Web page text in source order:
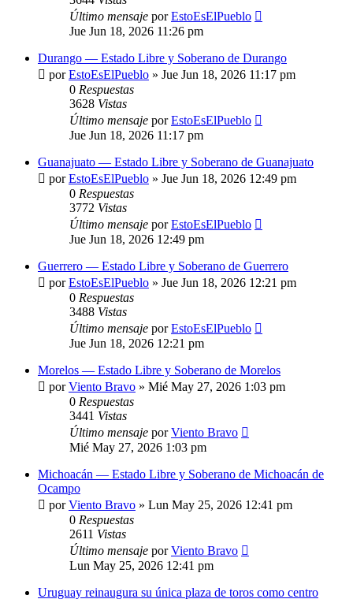
Último mensaje porEstoEsElPueblo
Jue Jun 18, 2026 11:26 pm
Durango — Estado Libre y Soberano de Durango
porEstoEsElPueblo » Jue Jun 18, 2026 11:17 pm
0 Respuestas
3628 Vistas
Último mensaje porEstoEsElPueblo
Jue Jun 18, 2026 11:17 pm
Guanajuato — Estado Libre y Soberano de Guanajuato
porEstoEsElPueblo » Jue Jun 18, 2026 12:49 pm
0 Respuestas
3772 Vistas
Último mensaje porEstoEsElPueblo
Jue Jun 18, 2026 12:49 pm
Guerrero — Estado Libre y Soberano de Guerrero
porEstoEsElPueblo » Jue Jun 18, 2026 12:21 pm
0 Respuestas
3488 Vistas
Último mensaje porEstoEsElPueblo
Jue Jun 18, 2026 12:21 pm
Morelos — Estado Libre y Soberano de Morelos
porViento Bravo » Mié May 27, 2026 1:03 pm
0 Respuestas
3441 Vistas
Último mensaje porViento Bravo
Mié May 27, 2026 1:03 pm
Michoacán — Estado Libre y Soberano de Michoacán de
Ocampo
porViento Bravo » Lun May 25, 2026 12:41 pm
0 Respuestas
2611 Vistas
Último mensaje porViento Bravo
Lun May 25, 2026 12:41 pm
Uruguay reinaugura su única plaza de toros como centro